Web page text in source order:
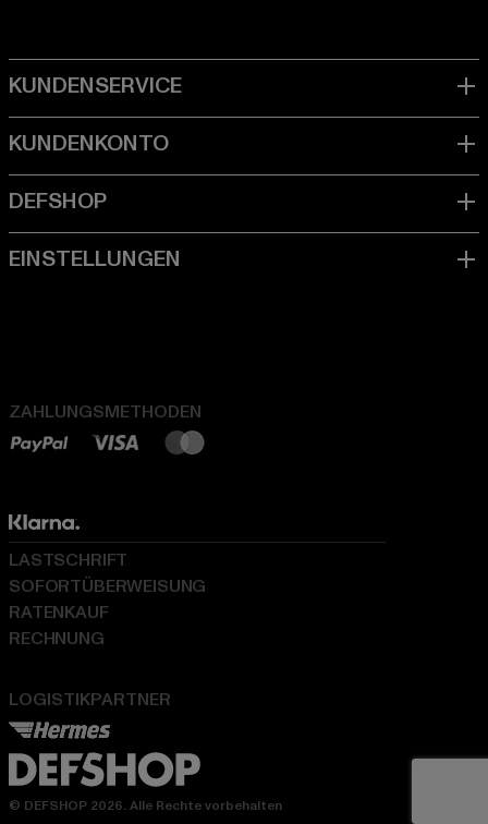
ZAHLUNGSMETHODEN
LOGISTIKPARTNER
LASTSCHRIFT
SOFORTÜBERWEISUNG
RATENKAUF
RECHNUNG
© DEFSHOP 2026. Alle Rechte vorbehalten